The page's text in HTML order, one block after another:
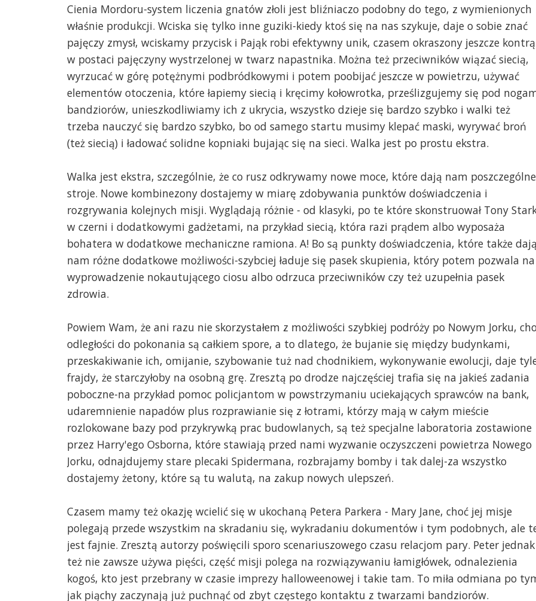
Cienia Mordoru-system liczenia gnatów złoli jest bliźniaczo podobny do tego, z wymienionych
właśnie produkcji. Wciska się tylko inne guziki-kiedy ktoś się na nas szykuje, daje o sobie znać
pajęczy zmysł, wciskamy przycisk i Pająk robi efektywny unik, czasem okraszony jeszcze kontrą
w postaci pajęczyny wystrzelonej w twarz napastnika. Można też przeciwników wiązać siecią,
wyrzucać w górę potężnymi podbródkowymi i potem poobijać jeszcze w powietrzu, używać
elementów otoczenia, które łapiemy siecią i kręcimy kołowrotka, prześlizgujemy się pod
bandziorów, unieszkodliwiamy ich z ukrycia, wszystko dzieje się bardzo szybko i walki też
trzeba nauczyć się bardzo szybko, bo od samego startu musimy klepać maski, wyrywać broń
(też siecią) i ładować solidne kopniaki bujając się na sieci. Walka jest po prostu ekstra.
Walka jest ekstra, szczególnie, że co rusz odkrywamy nowe moce, które dają nam poszczególne
stroje. Nowe kombinezony dostajemy w miarę zdobywania punktów doświadczenia i
rozgrywania kolejnych misji. Wyglądają różnie - od klasyki, po te które skonstruował Tony
w czerni i dodatkowymi gadżetami, na przykład siecią, która razi prądem albo wyposaża
bohatera w dodatkowe mechaniczne ramiona. A! Bo są punkty doświadczenia, które także dają
nam różne dodatkowe możliwości-szybciej ładuje się pasek skupienia, który potem pozwala na
wyprowadzenie nokautującego ciosu albo odrzuca przeciwników czy też uzupełnia pasek
zdrowia.
Powiem Wam, że ani razu nie skorzystałem z możliwości szybkiej podróży po Nowym Jorku,
odległości do pokonania są całkiem spore, a to dlatego, że bujanie się między budynkami,
przeskakiwanie ich, omijanie, szybowanie tuż nad chodnikiem, wykonywanie ewolucji, daje
frajdy, że starczyłoby na osobną grę. Zresztą po drodze najczęściej trafia się na jakieś zadania
poboczne-na przykład pomoc policjantom w powstrzymaniu uciekających sprawców na bank,
udaremnienie napadów plus rozprawianie się z łotrami, którzy mają w całym mieście
rozlokowane bazy pod przykrywką prac budowlanych, są też specjalne laboratoria zostawione
przez Harry'ego Osborna, które stawiają przed nami wyzwanie oczyszczeni powietrza Nowego
Jorku, odnajdujemy stare plecaki Spidermana, rozbrajamy bomby i tak dalej-za wszystko
dostajemy żetony, które są tu walutą, na zakup nowych ulepszeń.
Czasem mamy też okazję wcielić się w ukochaną Petera Parkera - Mary Jane, choć jej misje
polegają przede wszystkim na skradaniu się, wykradaniu dokumentów i tym podobnych, ale
jest fajnie. Zresztą autorzy poświęcili sporo scenariuszowego czasu relacjom pary. Peter jednak
też nie zawsze używa pięści, część misji polega na rozwiązywaniu łamigłówek, odnalezienia
kogoś, kto jest przebrany w czasie imprezy halloweenowej i takie tam. To miła odmiana po
jak piąchy zaczynają już puchnąć od zbyt częstego kontaktu z twarzami bandziorów.